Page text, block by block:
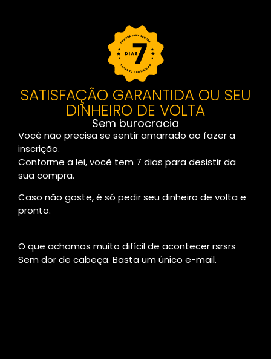
SATISFAÇÃO GARANTIDA OU SEU
DINHEIRO DE VOLTA
Sem burocracia
Você não precisa se sentir amarrado ao fazer a
inscrição.
Conforme a lei, você tem 7 dias para desistir da
sua compra.
Caso não goste, é só pedir seu dinheiro de volta e
pronto.
O que achamos muito difícil de acontecer rsrsrs
Sem dor de cabeça. Basta um único e-mail.